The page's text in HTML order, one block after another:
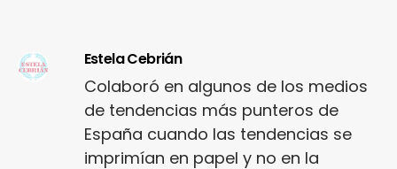
Estela Cebrián
Colaboró en algunos de los medios
de tendencias más punteros de
España cuando las tendencias se
imprimían en papel y no en la